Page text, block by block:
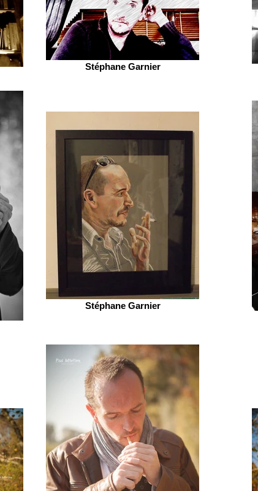
Stéphane Garnier
Stéphane Garnier